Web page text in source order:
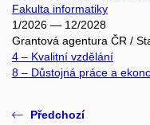
Fakulta informatiky
1/2026 — 12/2028
Grantová agentura ČR /
4 – Kvalitní vzdělání
8 – Důstojná práce a
Předchozí